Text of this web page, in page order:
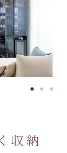
収納